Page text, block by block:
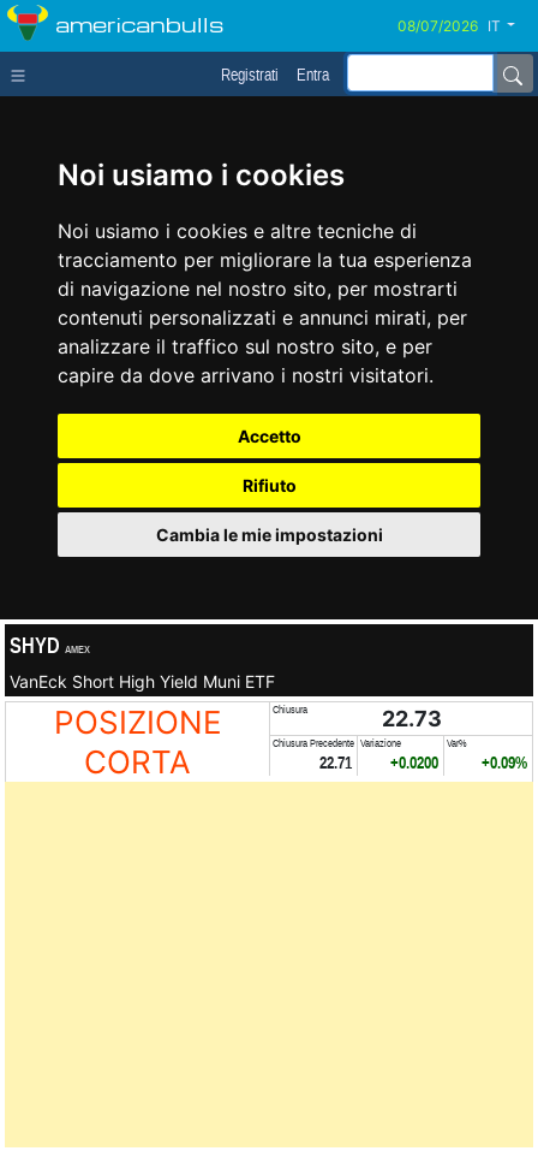
Noi usiamo i cookies
Noi usiamo i cookies e altre tecniche di
tracciamento per migliorare la tua esperienza
di navigazione nel nostro sito, per mostrarti
contenuti personalizzati e annunci mirati, per
analizzare il traffico sul nostro sito, e per
capire da dove arrivano i nostri visitatori.
Accetto
Rifiuto
Cambia le mie impostazioni
americanbulls IT
Registrati Entra
SHYD AMEX
VanEck Short High Yield Muni ETF
POSIZIONE
CORTA
Chiusura 22.73
Chiusura Precedente
22.71
Variazione
+0.0200
Var%
+0.09%